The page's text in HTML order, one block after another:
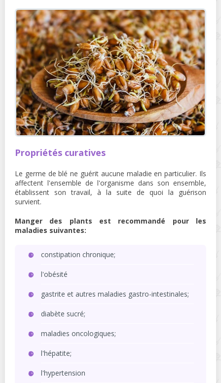
Propriétés curatives
Le germe de blé ne guérit aucune maladie en particulier. Ils
affectent l'ensemble de l'organisme dans son ensemble,
établissent son travail, à la suite de quoi la guérison
survient.
Manger des plants est recommandé pour les
maladies suivantes:
constipation chronique;
l'obésité
gastrite et autres maladies gastro-intestinales;
diabète sucré;
maladies oncologiques;
l'hépatite;
l'hypertension